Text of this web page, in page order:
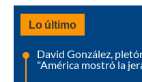
Lo último
David González,
"América mostró la